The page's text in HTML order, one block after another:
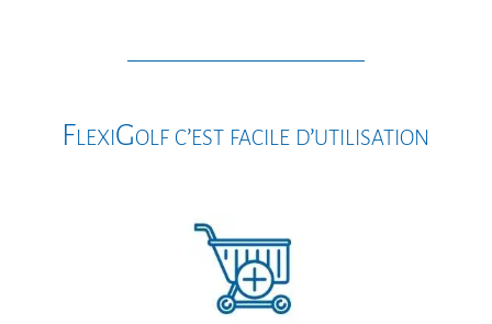
FlexiGolf c’est facile d’utilisation